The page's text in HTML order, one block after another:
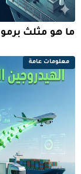
ما هو مثلث
معلومات عامة